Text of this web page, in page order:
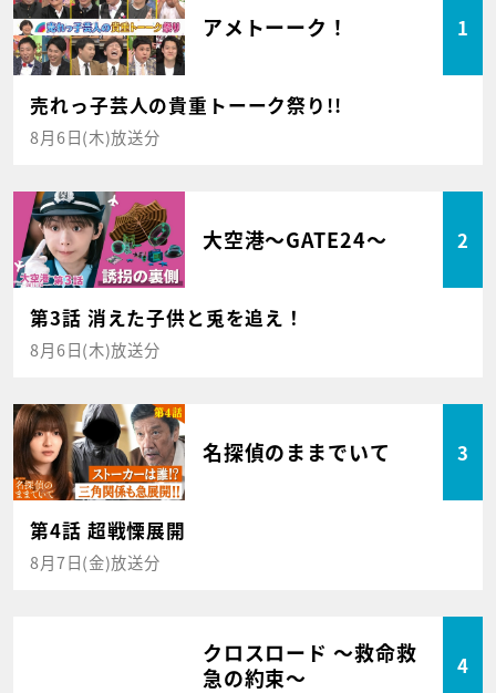
アメトーーク！ 1
売れっ子芸人の貴重トーーク祭り!!
8月6日(木)放送分
大空港～GATE24～ 2
第3話 消えた子供と兎を追え！
8月6日(木)放送分
名探偵のままでいて 3
第4話 超戦慄展開
8月7日(金)放送分
クロスロード ～救命救
急の約束～
4